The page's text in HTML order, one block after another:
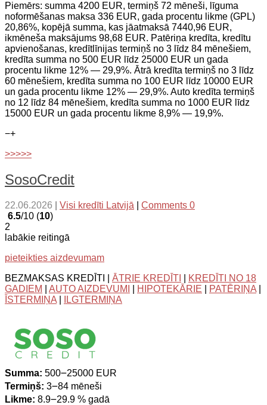
Piemērs: summa 4200 EUR, termiņš 72 mēneši, līguma
noformēšanas maksa 336 EUR, gada procentu likme (GPL)
20,86%, kopējā summa, kas jāatmaksā 7440,96 EUR,
ikmēneša maksājums 98,68 EUR. Patēriņa kredīta, kredītu
apvienošanas, kredītlīnijas termiņš no 3 līdz 84 mēnešiem,
kredīta summa no 500 EUR līdz 25000 EUR un gada
procentu likme 12% — 29,9%. Ātrā kredīta termiņš no 3 līdz
60 mēnešiem, kredīta summa no 100 EUR līdz 10000 EUR
un gada procentu likme 12% — 29,9%. Auto kredīta termiņš
no 12 līdz 84 mēnešiem, kredīta summa no 1000 EUR līdz
15000 EUR un gada procentu likme 8,9% — 19,9%.
−+
>>>>>
SosoCredit
22.06.2026 Visi kredīti Latvijā
Comments 0
6.5/10 (10)
2
labākie reitingā
pieteikties aizdevumam
BEZMAKSAS KREDĪTI | ĀTRIE KREDĪTI
KREDĪTI NO 18
GADIEM
AUTO AIZDEVUMI HIPOTEKĀRIE PATĒRIŅA
ĪSTERMIŅA
ILGTERMIŅA
Summa: 500౼25000 EUR
Termiņš: 3౼84 mēneši
Likme: 8.9౼29.9 % gadā